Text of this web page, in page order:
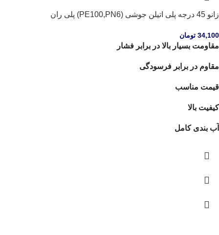
زانو 45 درجه پلی اتیلن جوشی (PE100,PN6) پلی ران
34,100 تومان
مقاومت بسیار بالا در برابر فشار
مقاوم در برابر فرسودگی
قیمت مناسب
کیفیت بالا
آب بندی کامل